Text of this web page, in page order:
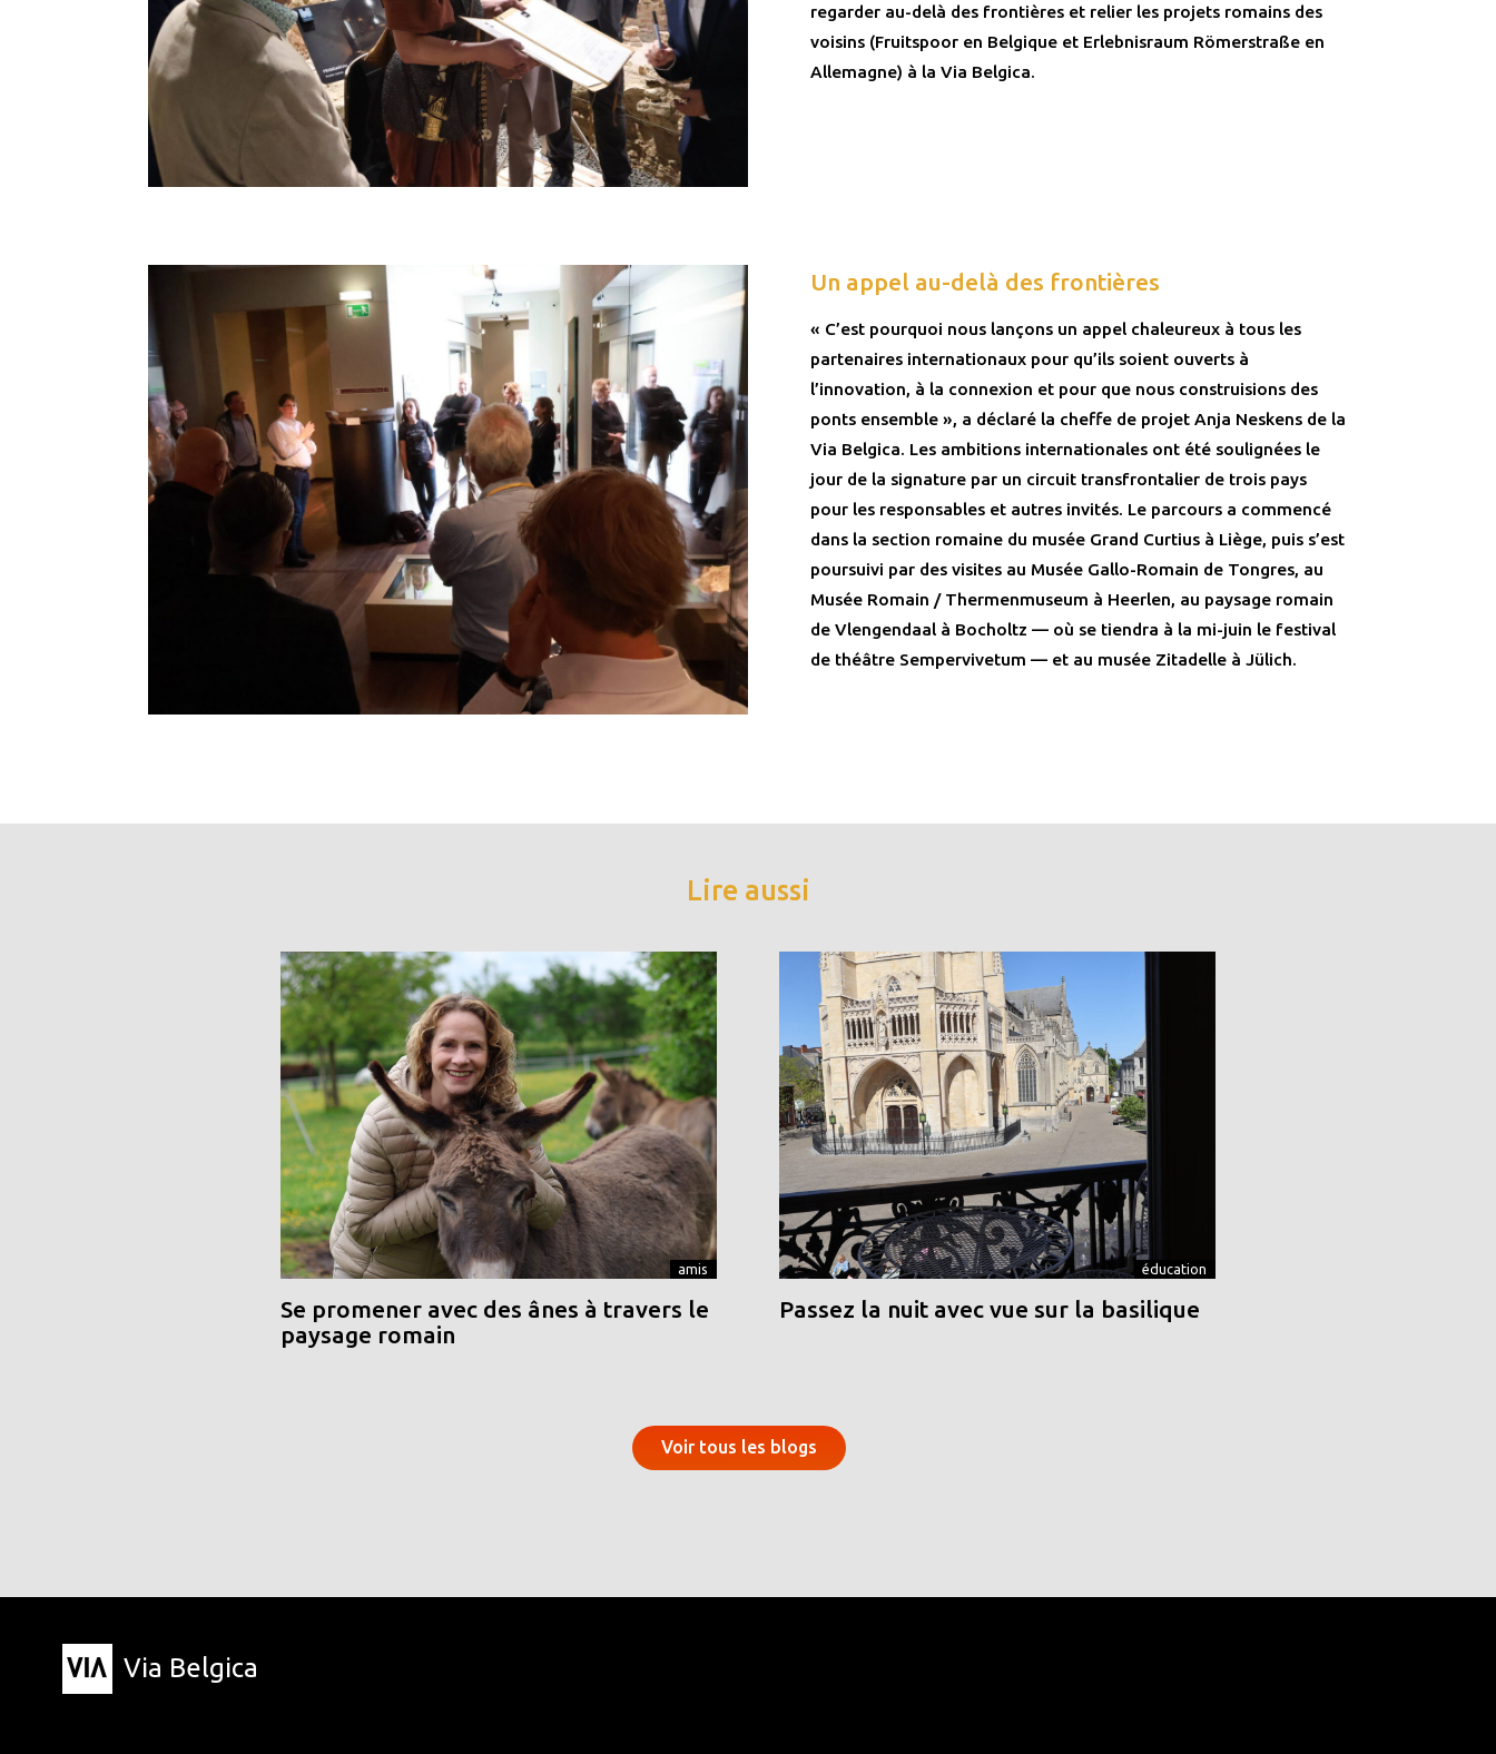
regarder au-delà des frontières et relier les projets romains des
voisins (Fruitspoor en Belgique et Erlebnisraum Römerstraße en
Allemagne) à la Via Belgica.
Un appel au-delà des frontières
« C’est pourquoi nous lançons un appel chaleureux à tous les
partenaires internationaux pour qu’ils soient ouverts à
l’innovation, à la connexion et pour que nous construisions des
ponts ensemble », a déclaré la cheffe de projet Anja Neskens de la
Via Belgica. Les ambitions internationales ont été soulignées le
jour de la signature par un circuit transfrontalier de trois pays
pour les responsables et autres invités. Le parcours a commencé
dans la section romaine du musée Grand Curtius à Liège, puis s’est
poursuivi par des visites au Musée Gallo-Romain de Tongres, au
Musée Romain / Thermenmuseum à Heerlen, au paysage romain
de Vlengendaal à Bocholtz — où se tiendra à la mi-juin le festival
de théâtre Sempervivetum — et au musée Zitadelle à Jülich.
Lire aussi
amis
Se promener avec des ânes à travers le
paysage romain
éducation
Passez la nuit avec vue sur la basilique
Voir tous les blogs
Via Belgica